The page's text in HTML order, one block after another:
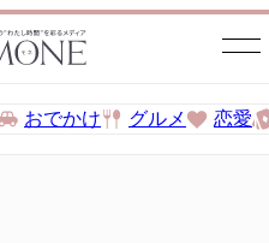
おでかけ グルメ 恋愛